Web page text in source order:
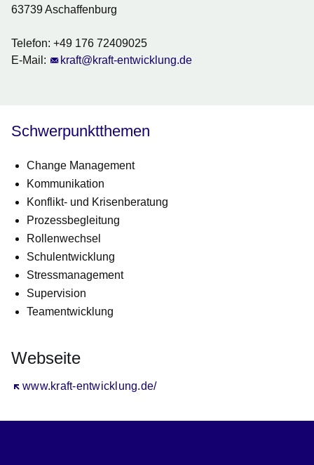
63739 Aschaffenburg
Telefon: +49 176 72409025
E-Mail:
kraft@kraft-entwicklung.de
Schwerpunktthemen
Change Management
Kommunikation
Konflikt- und Krisenberatung
Prozessbegleitung
Rollenwechsel
Schulentwicklung
Stressmanagement
Supervision
Teamentwicklung
Webseite
www.kraft-entwicklung.de/
Öffnet sich in einem neuen Fenster